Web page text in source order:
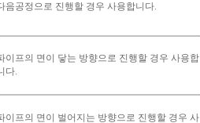
음공정으로 진행할 경우 사용합니다.
이프의 면이 닿는 방향으로 진행할 경우 사용합
다.
이프의 면이 벌어지는 방향으로 진행할 경우 사